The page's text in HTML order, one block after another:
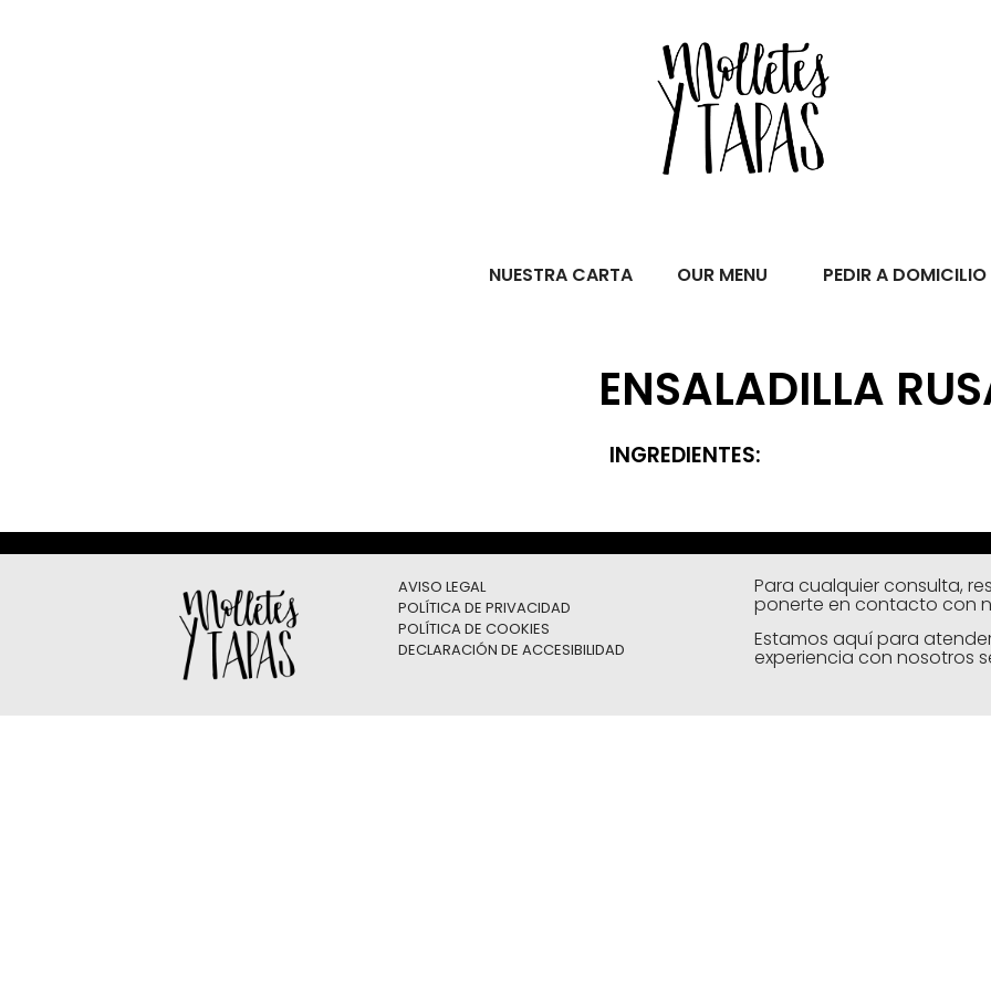
NUESTRA CARTA OUR MENU PEDIR A DOMICILIO
ENSALADILLA
INGREDIENTES:
AVISO LEGAL
POLÍTICA DE PRIVACIDAD
POLÍTICA DE COOKIES
DECLARACIÓN DE ACCESIBILIDAD
Para cualquier consulta,
ponerte en contacto con
Estamos aquí para
experiencia con nosotros